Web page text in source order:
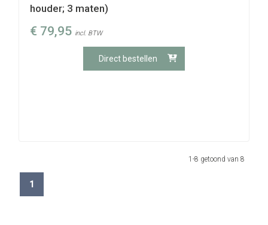
houder; 3 maten)
€ 79,95 incl. BTW
Direct bestellen
1-8 getoond van 8
1